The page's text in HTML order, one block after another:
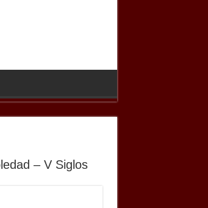
– V Siglos